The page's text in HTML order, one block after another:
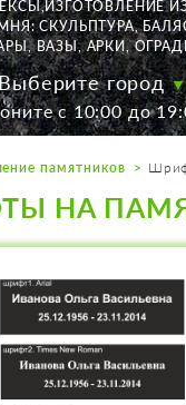
— Пт. с 10:00 до 19:00
по договор.
СКУЛЬПТУРА,
ВАЗЫ, АРКИ,
город
с 10:00 до
памятников
НА